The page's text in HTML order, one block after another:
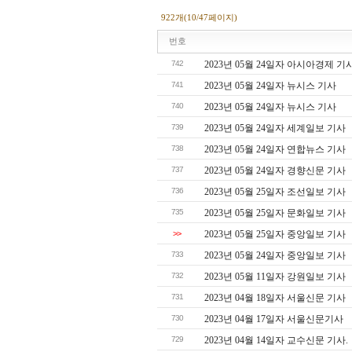
922개(10/47페이지)
번호
742 2023년 05월 24일자 아시아경제 기
741 2023년 05월 24일자 뉴시스 기사
740 2023년 05월 24일자 뉴시스 기사
739 2023년 05월 24일자 세계일보 기사
738 2023년 05월 24일자 연합뉴스 기사
737 2023년 05월 24일자 경향신문 기사
736 2023년 05월 25일자 조선일보 기사
735 2023년 05월 25일자 문화일보 기사
>> 2023년 05월 25일자 중앙일보 기사
733 2023년 05월 24일자 중앙일보 기사
732 2023년 05월 11일자 강원일보 기사
731 2023년 04월 18일자 서울신문 기사
730 2023년 04월 17일자 서울신문기사
729 2023년 04월 14일자 교수신문 기사.